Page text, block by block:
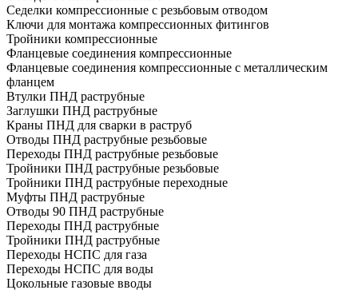
Седелки компрессионные с резьбовым отводом
Ключи для монтажа компрессионных фитингов
Тройники компрессионные
Фланцевые соединения компрессионные
Фланцевые соединения компрессионные с металлическим
фланцем
Втулки ПНД раструбные
Заглушки ПНД раструбные
Краны ПНД для сварки в раструб
Отводы ПНД раструбные резьбовые
Переходы ПНД раструбные резьбовые
Тройники ПНД раструбные резьбовые
Тройники ПНД раструбные переходные
Муфты ПНД раструбные
Отводы 90 ПНД раструбные
Переходы ПНД раструбные
Тройники ПНД раструбные
Переходы НСПС для газа
Переходы НСПС для воды
Цокольные газовые вводы